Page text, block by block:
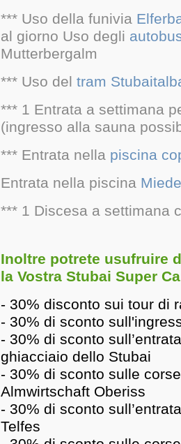
*** Uso della funivia
al giorno Uso degli
Mutterbergalm
*** Uso del tram
*** 1 Entrata a settimana
(ingresso alla sauna
*** Entrata nella piscina
Entrata nella piscina
*** 1 Discesa a settimana
Inoltre potrete usufruire
la Vostra Stubai Super
- 30% disconto sui tour di
- 30% di sconto
- 30% di sconto
ghiacciaio dello Stubai
- 30% di sconto sulle
Almwirtschaft Oberiss
- 30% di sconto
Telfes